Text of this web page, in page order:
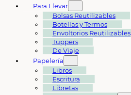
Para Llevar
Bolsas Reutilizables
Botellas y Termos
Envoltorios Reutilizables
Tuppers
De Viaje
Papelería
Libros
Escritura
Libretas